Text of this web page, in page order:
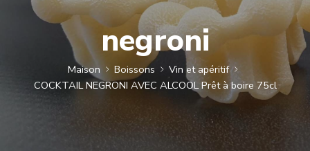
negroni
Maison Boissons
Vin et apéritif
COCKTAIL NEGRONI AVEC ALCOOL Prêt à boire 75cl